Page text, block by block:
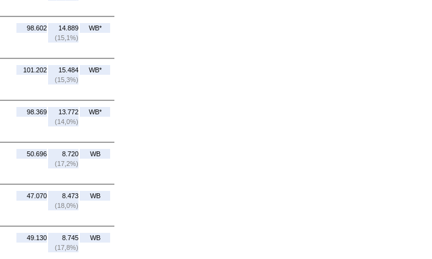
98.602
14.889
(15,1%)
WB*
101.202
15.484
(15,3%)
WB*
98.369
13.772
(14,0%)
WB*
50.696
8.720
(17,2%)
WB
47.070
8.473
(18,0%)
WB
49.130
8.745
(17,8%)
WB